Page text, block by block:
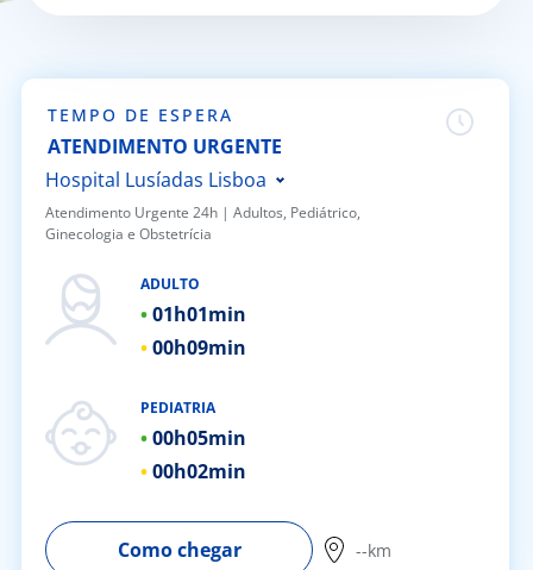
Sport
TEMPO DE ESPERA
ATENDIMENTO URGENTE
Hospital Lusíadas Lisboa
Hospital Lusíadas Porto
Hospital Lusíadas Braga
Hospital Lusíadas Amadora
Hospital Lusíadas Albufeira
Hospital Lusíadas Paços de
Ferreira
Atendimento Urgente 24h | ​Adultos, Pediátrico,
Ginecologia e Obstetrícia
ADULTO
01h01min
00h09min
PEDIATRIA
00h05min
00h02min
Como chegar --km